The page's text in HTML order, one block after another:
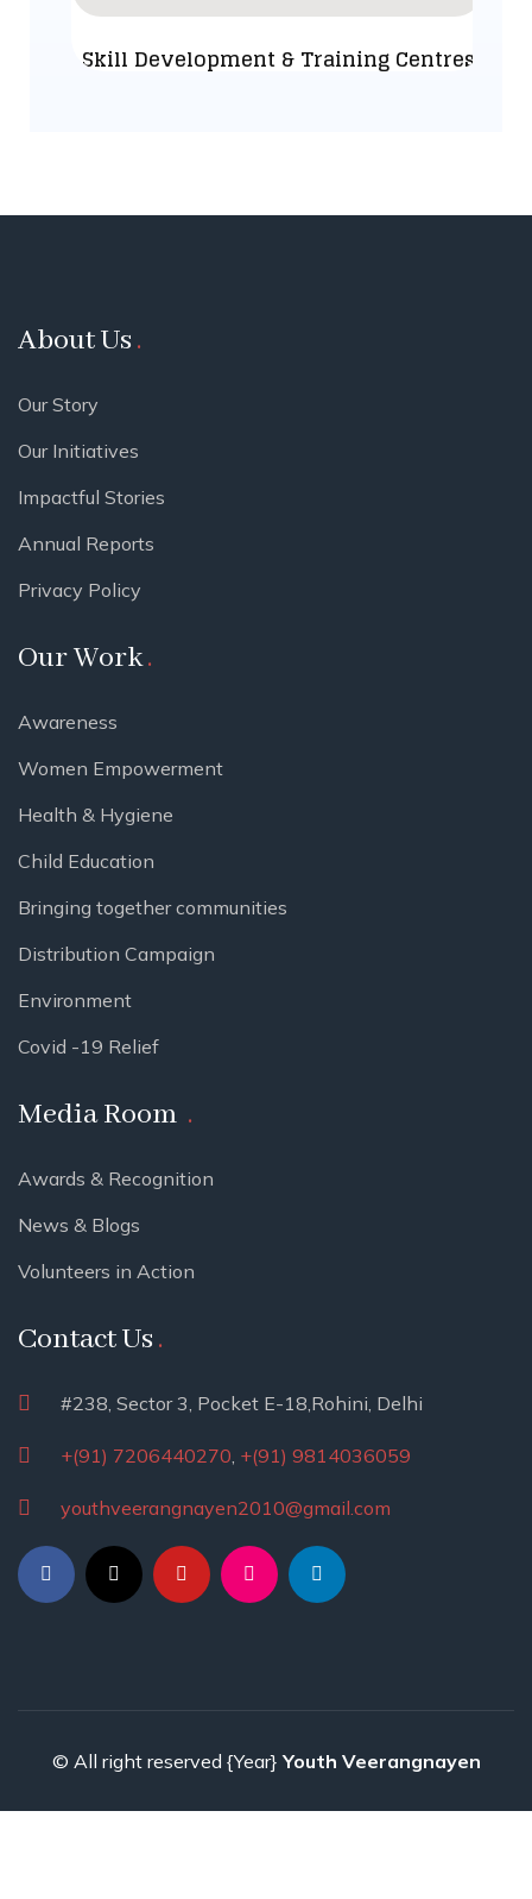
Skill Development & Training Centres
About Us
Our Story
Our Initiatives
Impactful Stories
Annual Reports
Privacy Policy
Our Work
Awareness
Women Empowerment
Health & Hygiene
Child Education
Bringing together communities
Distribution Campaign
Environment
Covid -19 Relief
Media Room
Awards & Recognition
News & Blogs
Volunteers in Action
Contact Us
#238, Sector 3, Pocket E-18,Rohini, Delhi
+(91) 7206440270 +(91) 9814036059
youthveerangnayen2010@gmail.com
© All right reserved {Year} Youth Veerangnayen